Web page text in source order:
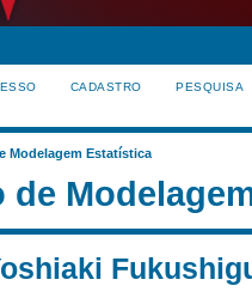
CADASTRO
PESQUISA
Modelagem Estatística
de